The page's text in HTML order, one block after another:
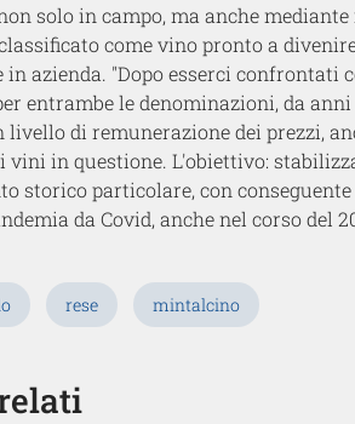
solo in campo, ma anche
come vino pronto a
in azienda. "Dopo esserci
entrambe le denominazioni, da
livello di remunerazione dei prezzi,
vini in questione. L'obiettivo:
storico particolare, con
da Covid, anche nel corso del
rese mintalcino